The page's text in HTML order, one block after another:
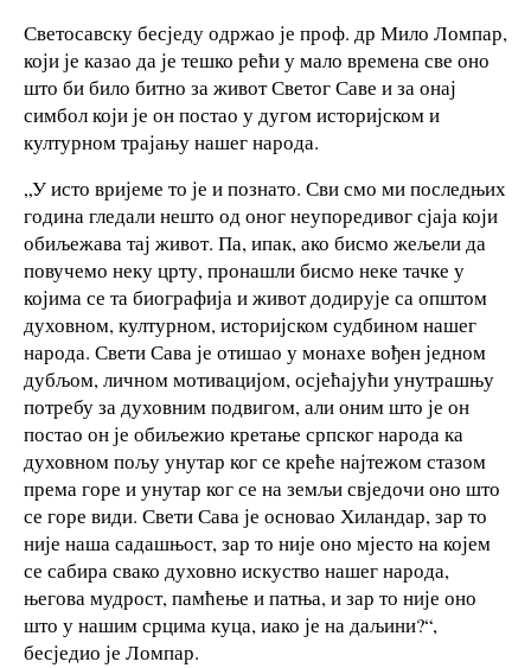
Светосавску бесједу одржао је проф. др Мило Ломпар,
који је казао да је тешко рећи у мало времена све оно
што би било битно за живот Светог Саве и за онај
симбол који је он постао у дугом историјском и
културном трајању нашег народа.
„У исто вријеме то је и познато. Сви смо ми последњих
година гледали нешто од оног неупоредивог сјаја који
обиљежава тај живот. Па, ипак, ако бисмо жељели да
повучемо неку црту, пронашли бисмо неке тачке у
којима се та биографија и живот додирује са општом
духовном, културном, историјском судбином нашег
народа. Свети Сава је отишао у монахе вођен једном
дубљом, личном мотивацијом, осјећајући унутрашњу
потребу за духовним подвигом, али оним што је он
постао он је обиљежио кретање српског народа ка
духовном пољу унутар ког се креће најтежом стазом
према горе и унутар ког се на земљи свједочи оно што
се горе види. Свети Сава је основао Хиландар, зар то
није наша садашњост, зар то није оно мјесто на којем
се сабира свако духовно искуство нашег народа,
његова мудрост, памћење и патња, и зар то није оно
што у нашим срцима куца, иако је на даљини?“,
бесједио је Ломпар.